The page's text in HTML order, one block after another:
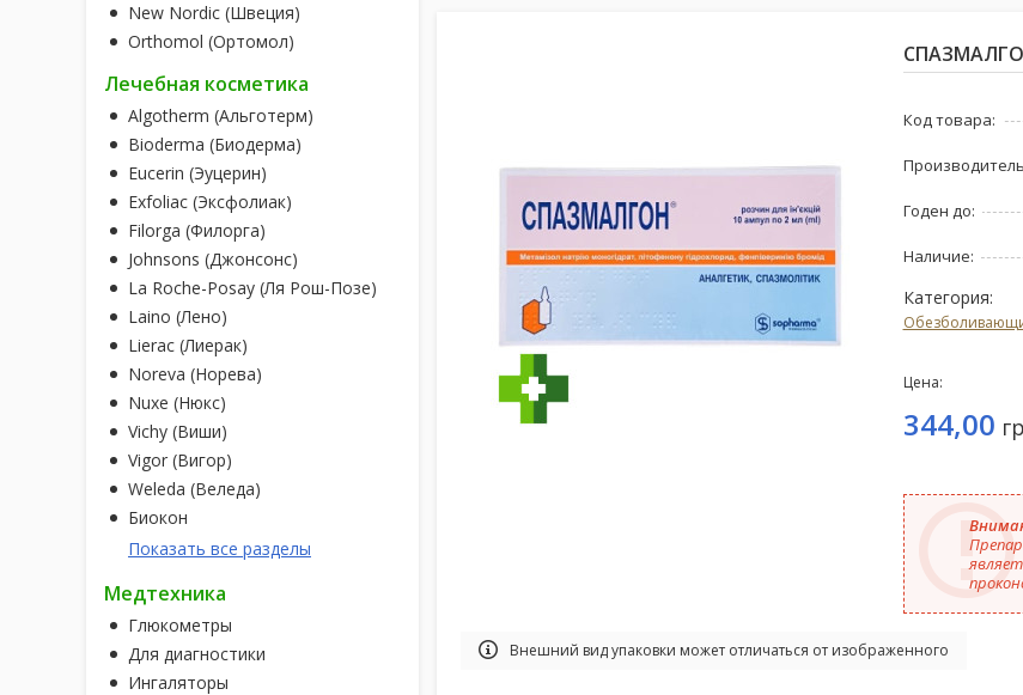
New Nordic (Швеция)
Orthomol (Ортомол)
Лечебная косметика
Algotherm (Альготерм)
Bioderma (Биодерма)
Eucerin (Эуцерин)
Exfoliac (Эксфолиак)
Filorga (Филорга)
Johnsons (Джонсонс)
La Roche-Posay (Ля Рош-Позе)
Laino (Лено)
Lierac (Лиерак)
Noreva (Норева)
Nuxe (Нюкс)
Vichy (Виши)
Vigor (Вигор)
Weleda (Веледа)
Биокон
Показать все разделы
Медтехника
Глюкометры
Для диагностики
Ингаляторы
Код товара:
Годен до:
Наличие:
Категория:
Цена:
344,00
Внешний вид упаковки может отличаться от изображенного